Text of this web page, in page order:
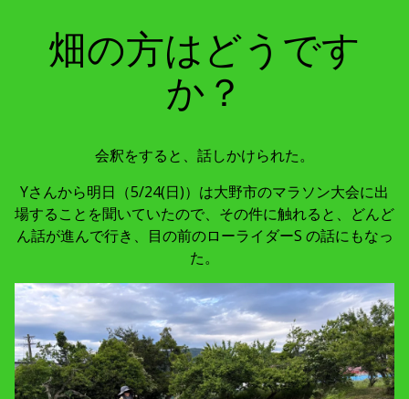
畑の方はどうです
か？
会釈をすると、話しかけられた。
Yさんから明日（5/24(日)）は大野市のマラソン大会に出
場することを聞いていたので、その件に触れると、どんど
ん話が進んで行き、目の前のローライダーS の話にもなっ
た。